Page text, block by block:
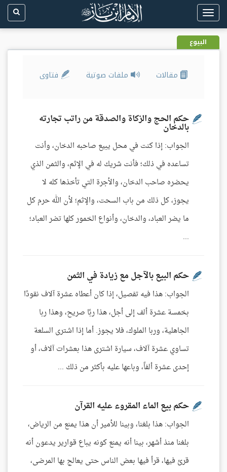
Toggle
navigation
البيوع
مقالات ملفات صوتية فتاوى
حكم الحج والزكاة والصدقة من راتب تجارته
بالدخان
الجواب: إذا كنت في محل يبيع صاحبه الدخان، وأنت
تساعده في ذلك؛ فأنت شريك له في الإثم، والثمن الذي
يحضره صاحب الدخان، والأجرة التي تأخذها كله لا
يجوز، كل ذلك من باب السحت، والإثم؛ لأن الله حرم كل
ما يضر العباد، والدخان، وأنواع الخمور كلها تضر العباد؛
...
حكم البيع بالآجل مع زيادة في الثمن
الجواب: هذا فيه تفصيل، إذا كان أعطاه عشرة آلاف نقودًا
بخمسة عشرة ألف إلى أجل، هذا ربًا صريح، وهذا ربا
الجاهلية، وربا الملوك، فلا يجوز. أما إذا اشترى السلعة
تساوي عشرة آلاف، سيارة اشترى هذا بعشرات آلاف، أو
إحدى عشرة ألفاً، وباعها عليه بأكثر من ذلك ...
حكم بيع الماء المقروء عليه القرآن
الجواب: هذا بلغنا، وبينا للأمير أن هذا يمنع من الرياض،
بلغنا منذ أشهر، بينا أنه يمنع كونه يباع قوارير يدعون أنه
قرئ فيها، قرأ فيها بعض الناس حتى يعالج بها المرضى،